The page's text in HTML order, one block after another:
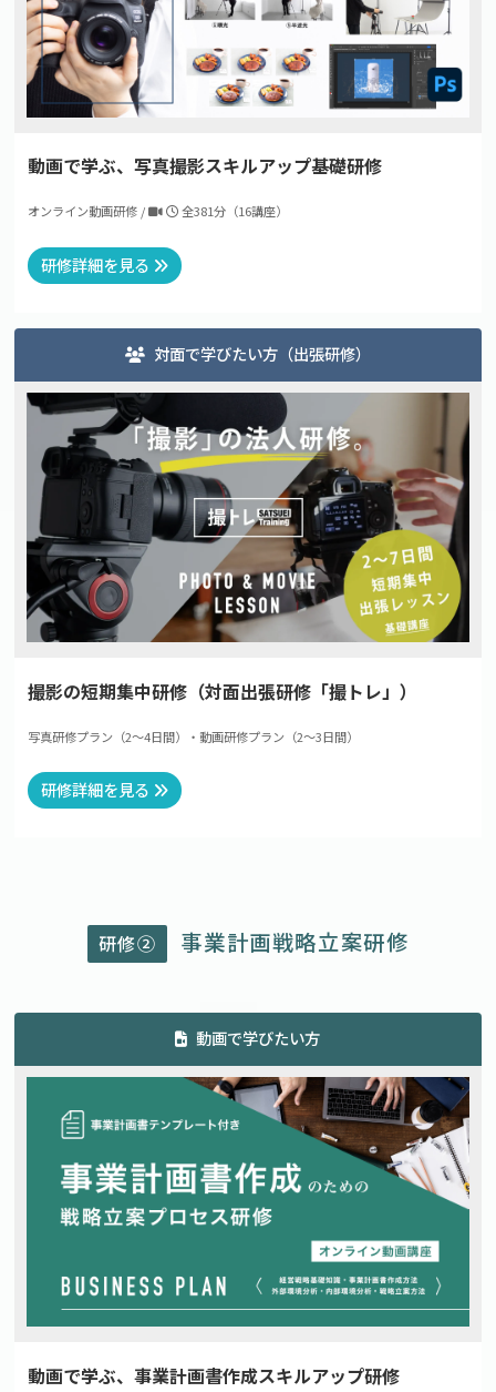
動画で学ぶ、写真撮影スキルアップ基礎研修
オンライン動画研修 / 全381分（16講座）
研修詳細を見る
対面で学びたい方（出張研修）
撮影の短期集中研修（対面出張研修「撮トレ」）
写真研修プラン（2〜4日間）・動画研修プラン（2〜3日間）
研修詳細を見る
研修② 事業計画戦略立案研修
動画で学びたい方
動画で学ぶ、事業計画書作成スキルアップ研修